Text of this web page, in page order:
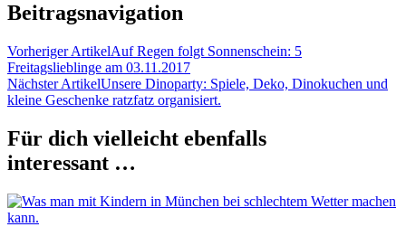
Beitragsnavigation
Vorheriger ArtikelAuf Regen folgt Sonnenschein: 5
Freitagslieblinge am 03.11.2017
Nächster ArtikelUnsere Dinoparty: Spiele, Deko, Dinokuchen und
kleine Geschenke ratzfatz organisiert.
Für dich vielleicht ebenfalls
interessant …